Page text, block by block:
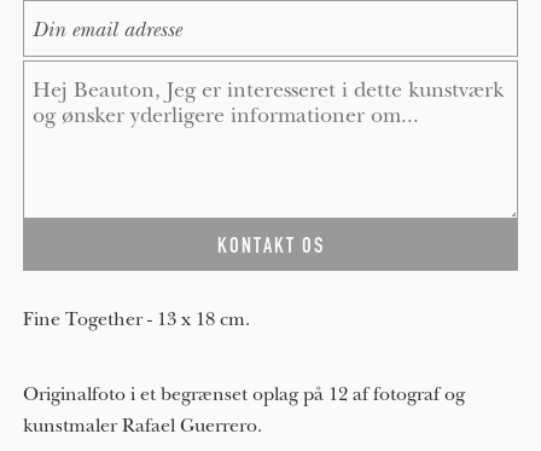
Fine Together - 13 x 18 cm.
Originalfoto i et begrænset oplag på 12 af fotograf og
kunstmaler Rafael Guerrero.